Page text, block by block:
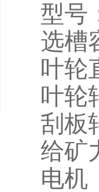
型号
选槽
叶轮
叶轮
刮板
给矿
电机